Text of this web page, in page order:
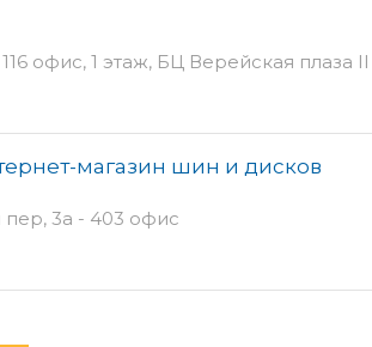
офис, 1 этаж, БЦ Верейская плаза II
магазин шин и дисков
пер, 3а - 403 офис